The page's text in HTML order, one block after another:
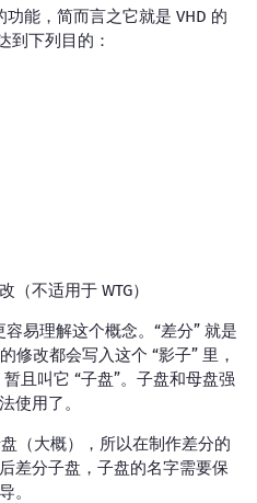
功能，简而言之它就是 VHD 的
到下列目的：
不适用于 WTG）
易理解这个概念。“差分” 就是
修改都会写入这个 “影子” 里，
且叫它 “子盘”。子盘和母盘强
使用了。
（大概），所以在制作差分的
差分子盘，子盘的名字需要保
。